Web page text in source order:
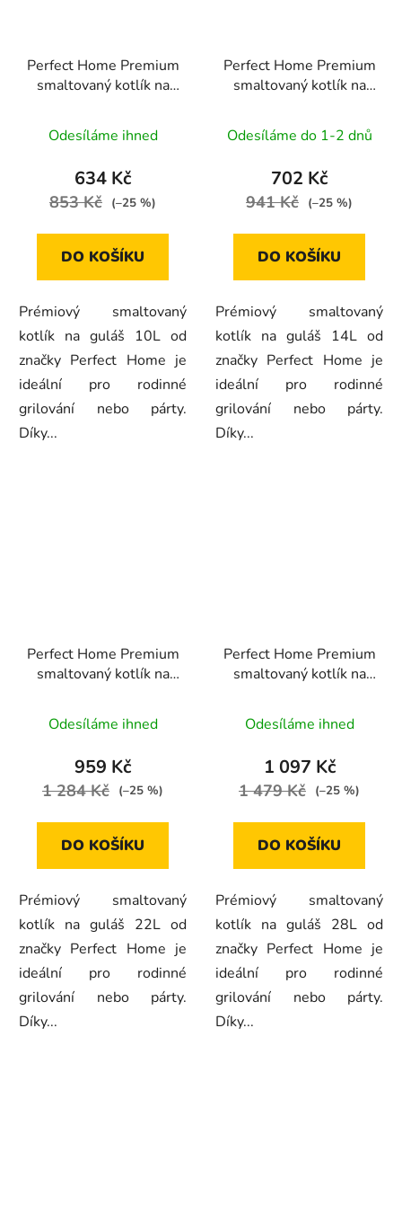
Perfect Home Premium
smaltovaný kotlík na
Odesíláme ihned
634 Kč
853 Kč (–25 %)
DO KOŠÍKU
Prémiový smaltovaný
kotlík na guláš 10L od
značky Perfect Home je
ideální pro rodinné
grilování nebo párty.
Díky...
Perfect Home Premium
smaltovaný kotlík na
Odesíláme do 1-2 dnů
702 Kč
941 Kč (–25 %)
DO KOŠÍKU
Prémiový smaltovaný
kotlík na guláš 14L od
značky Perfect Home je
ideální pro rodinné
grilování nebo párty.
Díky...
Perfect Home Premium
smaltovaný kotlík na
Odesíláme ihned
959 Kč
1 284 Kč (–25 %)
DO KOŠÍKU
Prémiový smaltovaný
kotlík na guláš 22L od
značky Perfect Home je
ideální pro rodinné
grilování nebo párty.
Díky...
Perfect Home Premium
smaltovaný kotlík na
Odesíláme ihned
1 097 Kč
1 479 Kč (–25 %)
DO KOŠÍKU
Prémiový smaltovaný
kotlík na guláš 28L od
značky Perfect Home je
ideální pro rodinné
grilování nebo párty.
Díky...